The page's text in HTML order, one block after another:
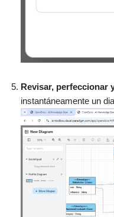
Revisar, perfeccionar
instantáneamente un